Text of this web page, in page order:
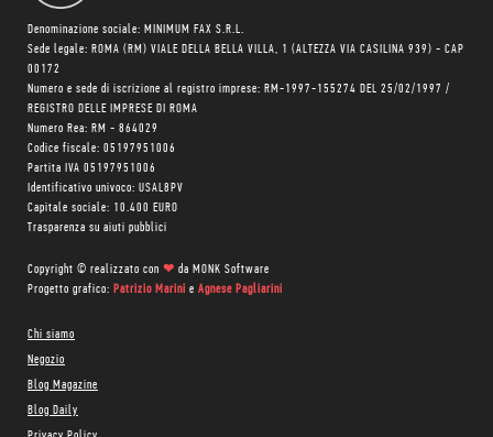
Denominazione sociale: MINIMUM FAX S.R.L.
Sede legale: ROMA (RM) VIALE DELLA BELLA VILLA, 1 (ALTEZZA VIA CASILINA 939) - CAP
00172
Numero e sede di iscrizione al registro imprese: RM-1997-155274 DEL 25/02/1997 /
REGISTRO DELLE IMPRESE DI ROMA
Numero Rea: RM - 864029
Codice fiscale: 05197951006
Partita IVA 05197951006
Identificativo univoco: USAL8PV
Capitale sociale: 10.400 EURO
Trasparenza su aiuti pubblici
Copyright © realizzato con ❤ da MONK Software
Progetto grafico: Patrizio Marini e Agnese Pagliarini
Chi siamo
Negozio
Blog Magazine
Blog Daily